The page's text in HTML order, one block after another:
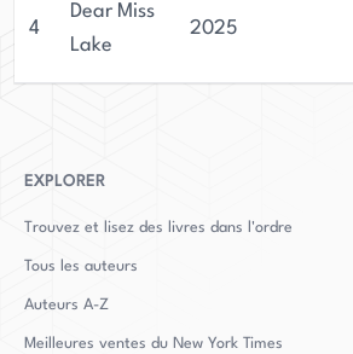
divers passe-temps, dont
qu'Instagram, Facebook et
à jour sur son travail.
4
Dear Miss
Lake
2025
EXPLORER
Trouvez et lisez des livres dans l'ordre
Tous les auteurs
Auteurs A-Z
Meilleures ventes du New York Times